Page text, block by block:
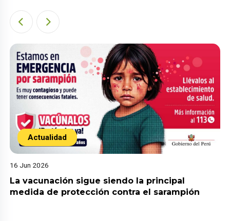
Actualidad
16 Jun 2026
La vacunación sigue siendo la principal
medida de protección contra el sarampión